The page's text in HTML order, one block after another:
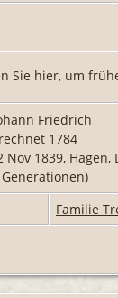
Sie hier, um
Friedrich
1784
Nov 1839,
Generationen)
Familie